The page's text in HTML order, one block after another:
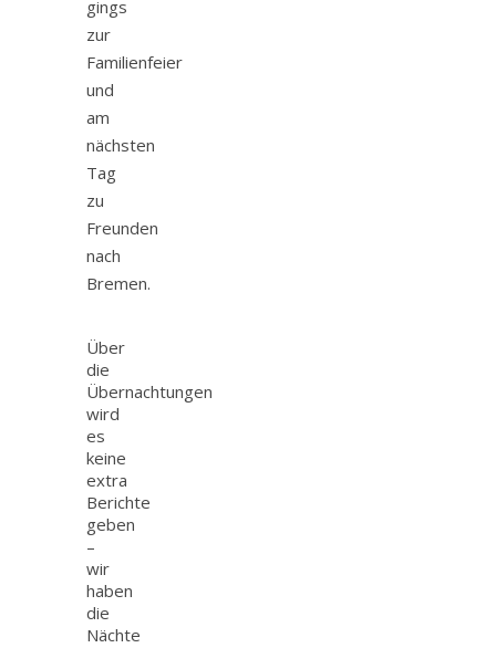
gings
zur
Familienfeier
und
am
nächsten
Tag
zu
Freunden
nach
Bremen.
Über
die
Übernachtungen
wird
es
keine
extra
Berichte
geben
–
wir
haben
die
Nächte